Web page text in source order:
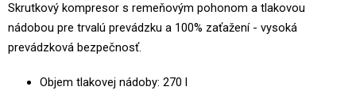
Skrutkový kompresor s remeňovým pohonom a tlakovou
nádobou pre trvalú prevádzku a 100% zaťažení - vysoká
prevádzková bezpečnosť.
Objem tlakovej nádoby: 270 l